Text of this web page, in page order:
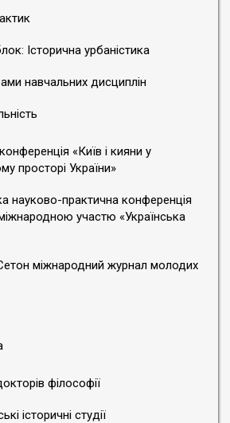
Історична урбаністика
навчальних дисциплін
«Київ і кияни у
просторі України»
науково-практична конференція
участю «Українська
міжнародний журнал молодих
філософії
історичні студії